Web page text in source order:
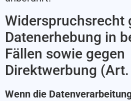
Widerspruchsrecht
Datenerhebung in
Fällen sowie gegen
Direktwerbung (Art.
Wenn die